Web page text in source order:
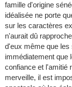
famille d'origine
idéalisée ne porte
sur les caractères
n'aurait dû
d'eux même que les
immédiatement que
confiance et l'amitié
merveille, il est